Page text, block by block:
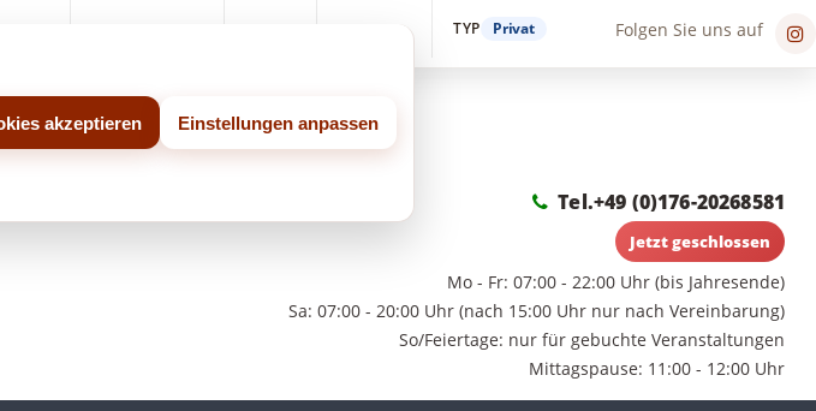
in /users/tiwrow/www/verleih/modules/pages_city_seo/processor.php on line 180
TYP Privat Folgen Sie uns auf
Tel.+49 (0)176-20268581
Jetzt geschlossen
Mo - Fr: 07:00 - 22:00 Uhr (bis Jahresende)
Sa: 07:00 - 20:00 Uhr (nach 15:00 Uhr nur nach Vereinbarung)
So/Feiertage: nur für gebuchte Veranstaltungen
Mittagspause: 11:00 - 12:00 Uhr
akzeptieren Einstellungen anpassen